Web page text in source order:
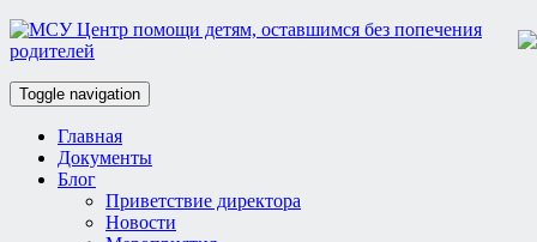
Toggle navigation
Главная
Документы
Блог
Приветствие директора
Новости